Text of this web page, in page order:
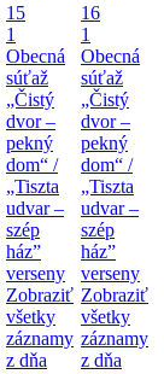
15
1
Obecná
súťaž
„Čistý
dvor –
pekný
dom“ /
„Tiszta
udvar –
szép
ház”
verseny
Zobraziť
všetky
záznamy
z dňa
16
1
Obecná
súťaž
„Čistý
dvor –
pekný
dom“ /
„Tiszta
udvar –
szép
ház”
verseny
Zobraziť
všetky
záznamy
z dňa